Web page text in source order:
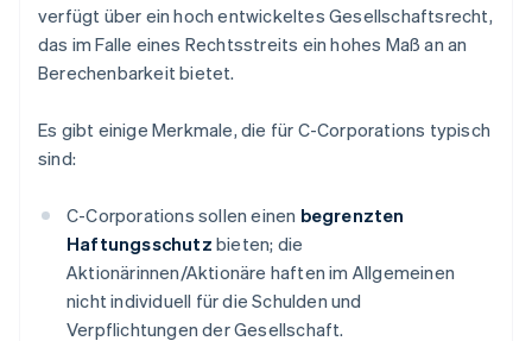
verfügt über ein hoch entwickeltes Gesellschaftsrecht,
das im Falle eines Rechtsstreits ein hohes Maß an an
Berechenbarkeit bietet.
Es gibt einige Merkmale, die für C-Corporations typisch
sind:
C-Corporations sollen einen begrenzten
Haftungsschutz bieten; die
Aktionärinnen/Aktionäre haften im Allgemeinen
nicht individuell für die Schulden und
Verpflichtungen der Gesellschaft.